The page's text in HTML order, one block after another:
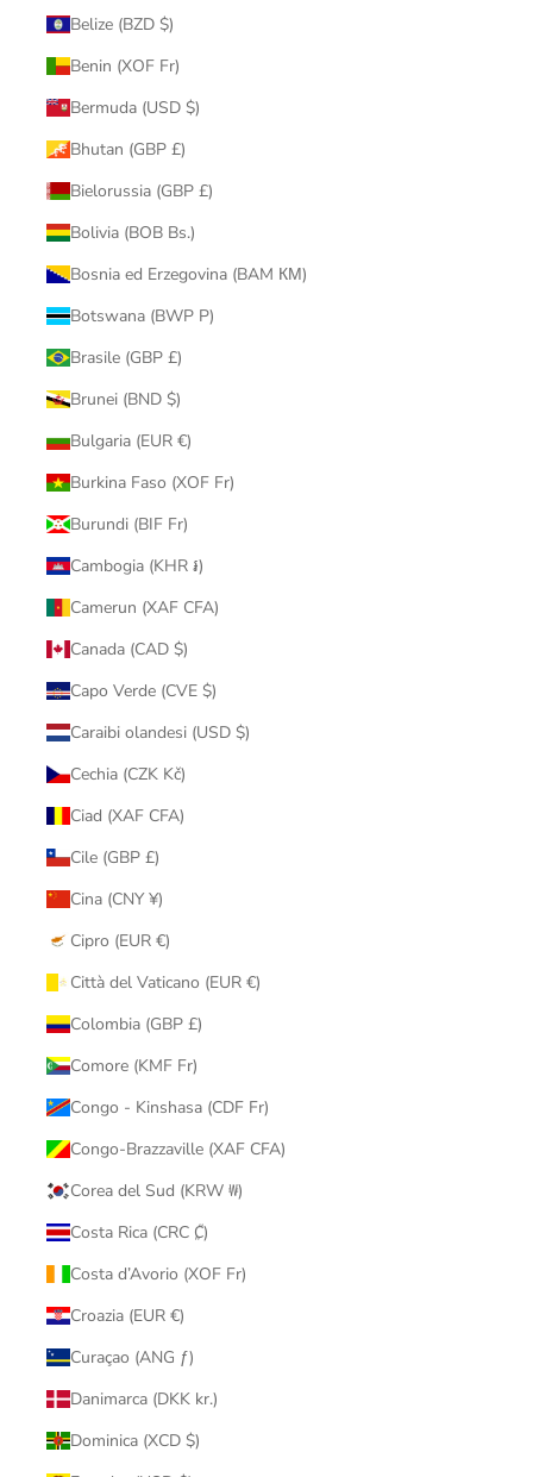
Belize (BZD $)
Benin (XOF Fr)
Bermuda (USD $)
Bhutan (GBP £)
Bielorussia (GBP £)
Bolivia (BOB Bs.)
Bosnia ed Erzegovina (BAM КМ)
Botswana (BWP P)
Brasile (GBP £)
Brunei (BND $)
Bulgaria (EUR €)
Burkina Faso (XOF Fr)
Burundi (BIF Fr)
Cambogia (KHR ៛)
Camerun (XAF CFA)
Canada (CAD $)
Capo Verde (CVE $)
Caraibi olandesi (USD $)
Cechia (CZK Kč)
Ciad (XAF CFA)
Cile (GBP £)
Cina (CNY ¥)
Cipro (EUR €)
Città del Vaticano (EUR €)
Colombia (GBP £)
Comore (KMF Fr)
Congo - Kinshasa (CDF Fr)
Congo-Brazzaville (XAF CFA)
Corea del Sud (KRW ₩)
Costa Rica (CRC ₡)
Costa d’Avorio (XOF Fr)
Croazia (EUR €)
Curaçao (ANG ƒ)
Danimarca (DKK kr.)
Dominica (XCD $)